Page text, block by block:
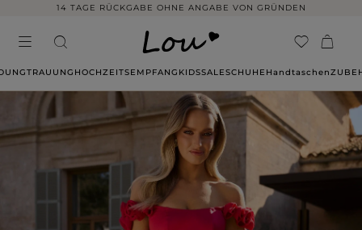
14 TAGE RÜCKGABE OHNE ANGABE VON GRÜNDEN
TRAUUNG HOCHZEITSEMPFANG KIDSSALESCHUHE Handtaschen